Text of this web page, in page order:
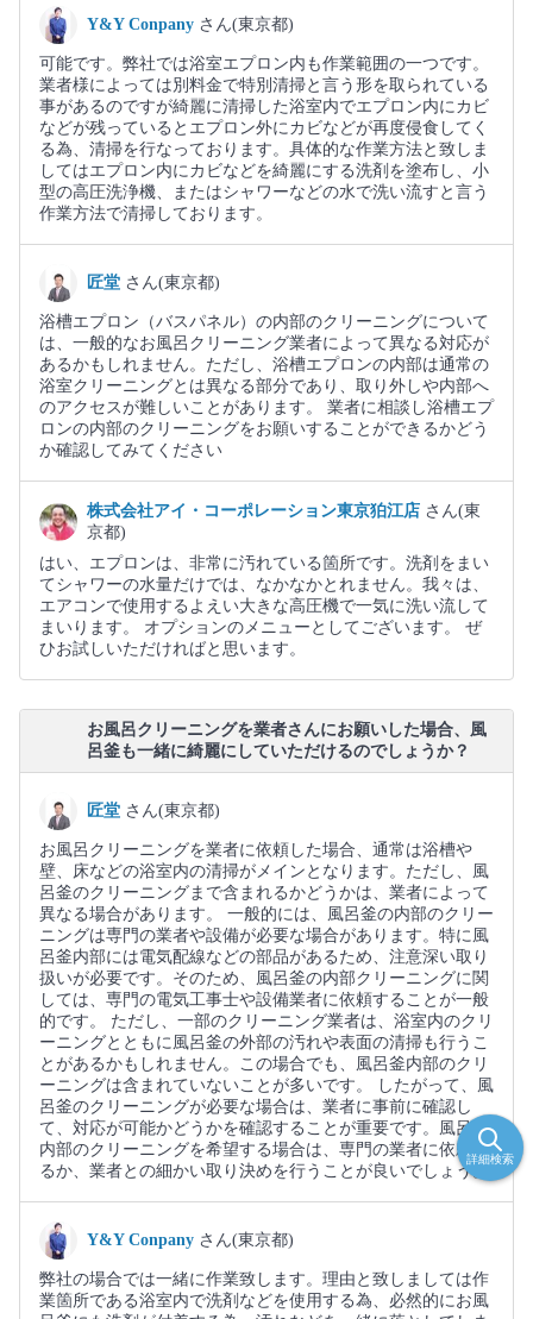
Y&Y Conpany さん(東京都)
可能です。弊社では浴室エプロン内も作業範囲の一つです。
業者様によっては別料金で特別清掃と言う形を取られている
事があるのですが綺麗に清掃した浴室内でエプロン内にカビ
などが残っているとエプロン外にカビなどが再度侵食してく
る為、清掃を行なっております。具体的な作業方法と致しま
してはエプロン内にカビなどを綺麗にする洗剤を塗布し、小
型の高圧洗浄機、またはシャワーなどの水で洗い流すと言う
作業方法で清掃しております。
匠堂 さん(東京都)
浴槽エプロン（バスパネル）の内部のクリーニングについて
は、一般的なお風呂クリーニング業者によって異なる対応が
あるかもしれません。ただし、浴槽エプロンの内部は通常の
浴室クリーニングとは異なる部分であり、取り外しや内部へ
のアクセスが難しいことがあります。 業者に相談し浴槽エプ
ロンの内部のクリーニングをお願いすることができるかどう
か確認してみてください
株式会社アイ・コーポレーション東京狛江店 さん(東
京都)
はい、エプロンは、非常に汚れている箇所です。洗剤をまい
てシャワーの水量だけでは、なかなかとれません。我々は、
エアコンで使用するよえい大きな高圧機で一気に洗い流して
まいります。 オプションのメニューとしてございます。 ぜ
ひお試しいただければと思います。
お風呂クリーニングを業者さんにお願いした場合、風
呂釜も一緒に綺麗にしていただけるのでしょうか？
匠堂 さん(東京都)
お風呂クリーニングを業者に依頼した場合、通常は浴槽や
壁、床などの浴室内の清掃がメインとなります。ただし、風
呂釜のクリーニングまで含まれるかどうかは、業者によって
異なる場合があります。 一般的には、風呂釜の内部のクリー
ニングは専門の業者や設備が必要な場合があります。特に風
呂釜内部には電気配線などの部品があるため、注意深い取り
扱いが必要です。そのため、風呂釜の内部クリーニングに関
しては、専門の電気工事士や設備業者に依頼することが一般
的です。 ただし、一部のクリーニング業者は、浴室内のクリ
ーニングとともに風呂釜の外部の汚れや表面の清掃も行うこ
とがあるかもしれません。この場合でも、風呂釜内部のクリ
ーニングは含まれていないことが多いです。 したがって、風
呂釜のクリーニングが必要な場合は、業者に事前に確認し
て、対応が可能かどうかを確認することが重要です。風呂釜
内部のクリーニングを希望する場合は、専門の業者に依頼す
るか、業者との細かい取り決めを行うことが良いでしょう。
Y&Y Conpany さん(東京都)
弊社の場合では一緒に作業致します。理由と致しましては作
業箇所である浴室内で洗剤などを使用する為、必然的にお風
詳細検索